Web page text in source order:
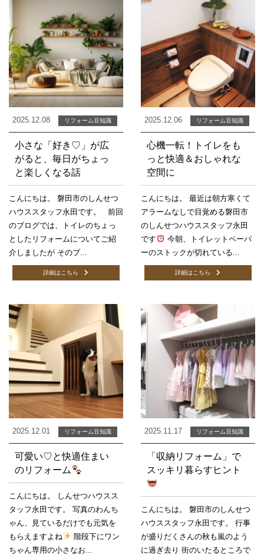
2025.12.08 リフォーム豆知識
小さな「好き♡」が広
がると、毎日がちょっ
と楽しくなる話
こんにちは。 磐田市のしんせつ
ハウススタッフ永田です。 前回
のブログでは、トイレのちょっ
としたリフォームについてご紹
介しましたが そのブ...
詳細はこちら
2025.12.06 リフォーム豆知識
心機一転！トイレをも
っと快適＆おしゃれな
空間に
こんにちは。 最近は朝方寒くて
アラームなしで目覚める磐田市
のしんせつハウススタッフ永田
です
今朝、トイレットペーパ
ーのストックが切れている...
詳細はこちら
2025.12.01 リフォーム豆知識
可愛い♡と快適住まい
のリフォーム
こんにちは。 しんせつハウスス
タッフ永田です。 写真のわんち
ゃん、見ているだけでも元気を
もらえますよね
階段下にワン
ちゃん専用の小さなお...
2025.11.17 リフォーム豆知識
「収納リフォーム」で
スッキリ暮らすヒント
こんにちは。 磐田市のしんせつ
ハウススタッフ永田です。 行事
が盛りだくさんの秋も嵐のよう
に過ぎ去り 街のいたるところで